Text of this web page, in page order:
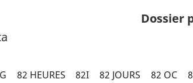
Dossier
82 HEURES 82I 82 JOURS 82 OC